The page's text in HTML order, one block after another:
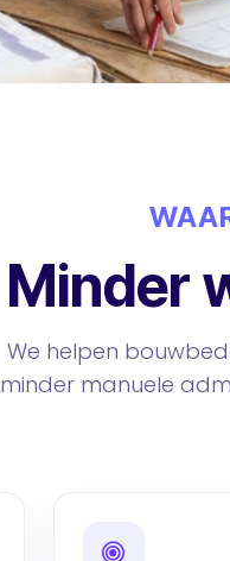
Minder
We helpen
minder manuele